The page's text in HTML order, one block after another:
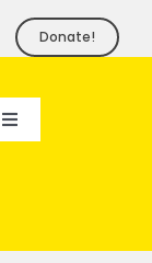
Donate!
Toggle